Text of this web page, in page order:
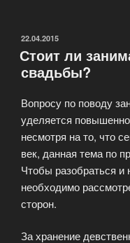
на
месте.
ОПУБЛИКОВАНО
22.04.2015
Стоит ли
свадьбы?
Вопросу по поводу
уделяется
несмотря на то, что
век, данная тема по
Чтобы разобраться и
необходимо
сторон.
За хранение